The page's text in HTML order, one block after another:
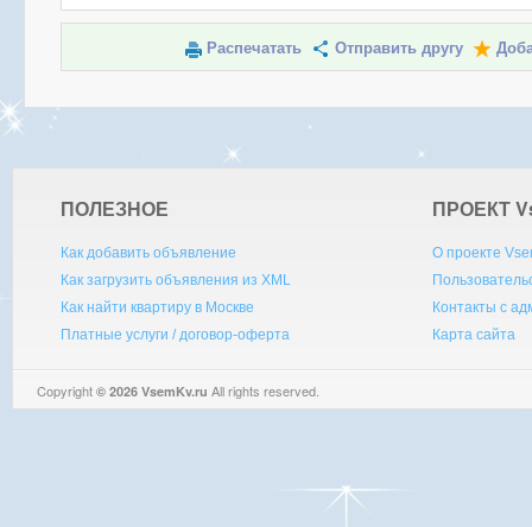
Распечатать Отправить другу
ПОЛЕЗНОЕ
Как добавить объявление
Как загрузить объявления из XML
Как найти квартиру в Москве
Платные услуги / договор-оферта
ПРОЕКТ V
О проекте
Контакты с
Карта сайта
Copyright © 2026 VsemKv.ru All rights reserved.